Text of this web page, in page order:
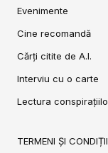
Evenimente
Cine recomandă
Cărți citite de A.I.
Interviu cu o carte
Lectura
TERMENI ȘI CONDIȚII